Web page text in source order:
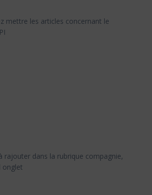
mettre les articles concernant le
rajouter dans la rubrique compagnie,
onglet